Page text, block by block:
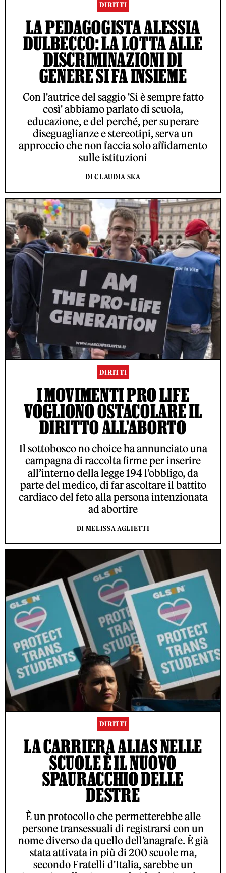
DIRITTI
LA PEDAGOGISTA ALESSIA
DULBECCO: LA LOTTA ALLE
DISCRIMINAZIONI DI
GENERE SI FA INSIEME
Con l'autrice del saggio 'Si è sempre fatto
così' abbiamo parlato di scuola,
educazione, e del perché, per superare
diseguaglianze e stereotipi, serva un
approccio che non faccia solo affidamento
sulle istituzioni
DI CLAUDIA SKA
DIRITTI
I MOVIMENTI PRO LIFE
VOGLIONO OSTACOLARE IL
DIRITTO ALL'ABORTO
Il sottobosco no choice ha annunciato una
campagna di raccolta firme per inserire
all’interno della legge 194 l’obbligo, da
parte del medico, di far ascoltare il battito
cardiaco del feto alla persona intenzionata
ad abortire
DI MELISSA AGLIETTI
DIRITTI
LA CARRIERA ALIAS NELLE
SCUOLE È IL NUOVO
SPAURACCHIO DELLE
DESTRE
È un protocollo che permetterebbe alle
persone transessuali di registrarsi con un
nome diverso da quello dell’anagrafe. È già
stata attivata in più di 200 scuole ma,
secondo Fratelli d'Italia, sarebbe un